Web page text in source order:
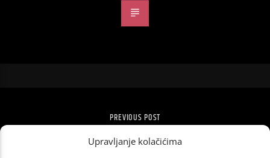
Upravljanje kolačićima
PREVIOUS POST
POSTANI HEROJ!